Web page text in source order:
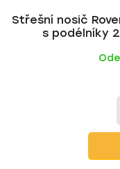
Střešní nosič
s podélníky